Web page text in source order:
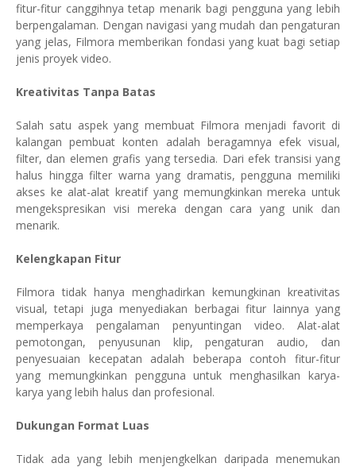
fitur-fitur canggihnya tetap menarik bagi pengguna yang lebih
berpengalaman. Dengan navigasi yang mudah dan pengaturan
yang jelas, Filmora memberikan fondasi yang kuat bagi setiap
jenis proyek video.
Kreativitas Tanpa Batas
Salah satu aspek yang membuat Filmora menjadi favorit di
kalangan pembuat konten adalah beragamnya efek visual,
filter, dan elemen grafis yang tersedia. Dari efek transisi yang
halus hingga filter warna yang dramatis, pengguna memiliki
akses ke alat-alat kreatif yang memungkinkan mereka untuk
mengekspresikan visi mereka dengan cara yang unik dan
menarik.
Kelengkapan Fitur
Filmora tidak hanya menghadirkan kemungkinan kreativitas
visual, tetapi juga menyediakan berbagai fitur lainnya yang
memperkaya pengalaman penyuntingan video. Alat-alat
pemotongan, penyusunan klip, pengaturan audio, dan
penyesuaian kecepatan adalah beberapa contoh fitur-fitur
yang memungkinkan pengguna untuk menghasilkan karya-
karya yang lebih halus dan profesional.
Dukungan Format Luas
Tidak ada yang lebih menjengkelkan daripada menemukan